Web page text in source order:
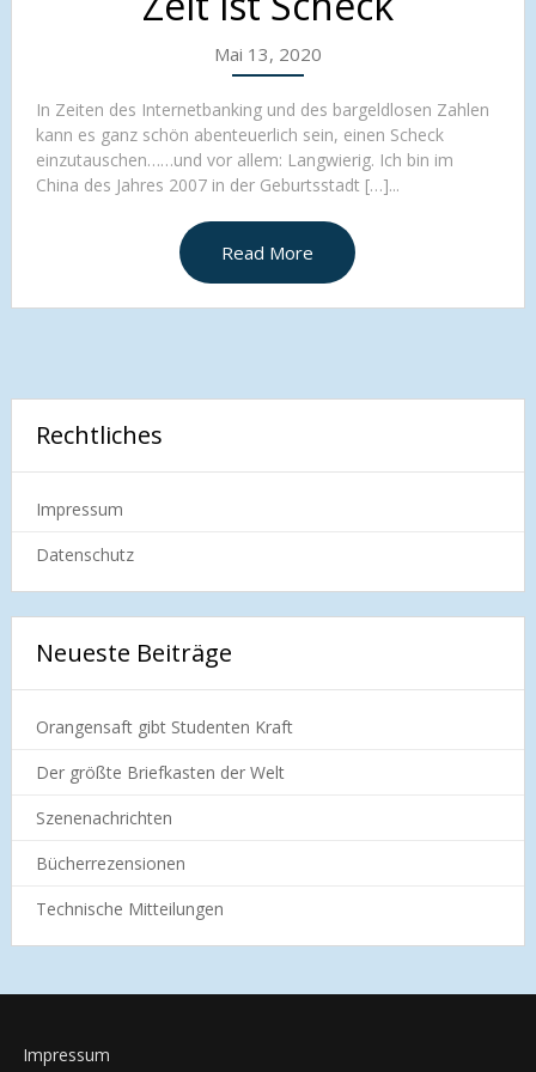
Mai 13, 2020
In Zeiten des Internetbanking und des bargeldlosen Zahlen
kann es ganz schön abenteuerlich sein, einen Scheck
einzutauschen……und vor allem: Langwierig. Ich bin im
China des Jahres 2007 in der Geburtsstadt […]...
Read More
Rechtliches
Impressum
Datenschutz
Neueste Beiträge
Orangensaft gibt Studenten Kraft
Der größte Briefkasten der Welt
Szenenachrichten
Bücherrezensionen
Technische Mitteilungen
Impressum